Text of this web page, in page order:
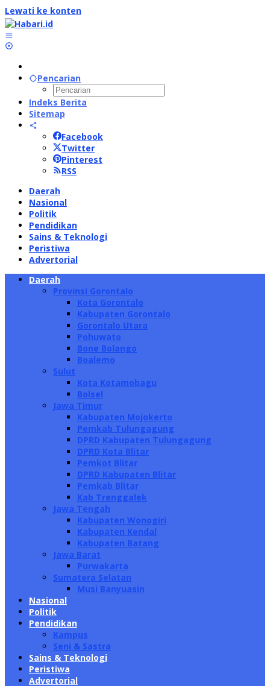
Lewati ke konten
Pencarian
Indeks Berita
Sitemap
Facebook
Twitter
Pinterest
RSS
Daerah
Nasional
Politik
Pendidikan
Sains & Teknologi
Peristiwa
Advertorial
Daerah
Provinsi Gorontalo
Kota Gorontalo
Kabupaten Gorontalo
Gorontalo Utara
Pohuwato
Bone Bolango
Boalemo
Sulut
Kota Kotamobagu
Bolsel
Jawa Timur
Kabupaten Mojokerto
Pemkab Tulungagung
DPRD Kabupaten Tulungagung
DPRD Kota Blitar
Pemkot Blitar
DPRD Kabupaten Blitar
Pemkab Blitar
Kab Trenggalek
Jawa Tengah
Kabupaten Wonogiri
Kabupaten Kendal
Kabupaten Batang
Jawa Barat
Purwakarta
Sumatera Selatan
Musi Banyuasin
Nasional
Politik
Pendidikan
Kampus
Seni & Sastra
Sains & Teknologi
Peristiwa
Advertorial